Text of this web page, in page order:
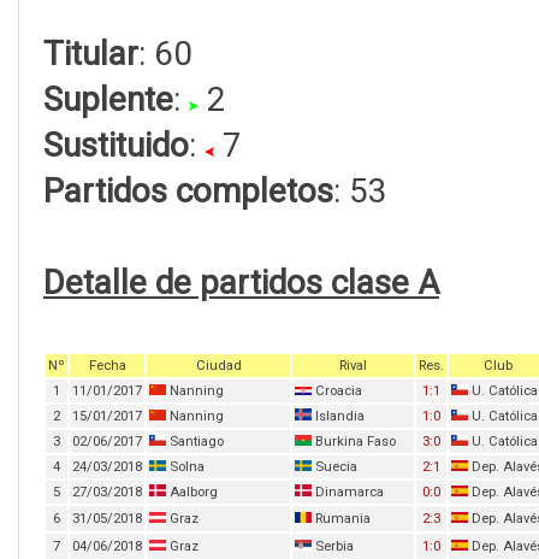
Titular: 60
Suplente:
2
Sustituido:
7
Partidos completos: 53
Detalle de partidos clase A
Nº Fecha Ciudad Rival Res.
Club
1
11/01/2017 Nanning Croacia 1:1
U. Católica
2
15/01/2017 Nanning Islandia 1:0
U. Católica
3
02/06/2017 Santiago Burkina Faso 3:0
U. Católica
4
24/03/2018 Solna Suecia 2:1
Dep.
5
27/03/2018 Aalborg Dinamarca 0:0
Dep.
6
31/05/2018 Graz Rumania 2:3
Dep.
7
04/06/2018 Graz Serbia 1:0
Dep.